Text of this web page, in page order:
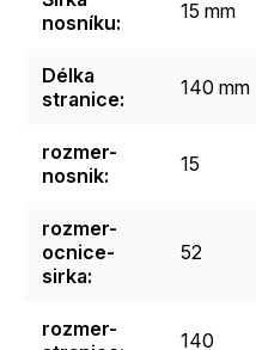
nosníku: 15 mm
Délka
stranice: 140 mm
rozmer-
nosnik: 15
rozmer-
ocnice-
sirka:
52
rozmer-
140